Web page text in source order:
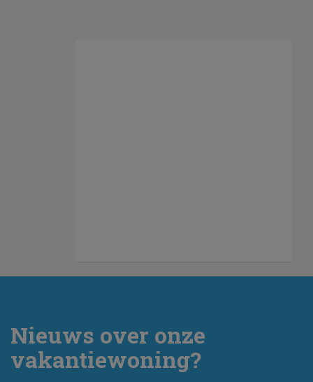
Nieuws over onze
vakantiewoning?